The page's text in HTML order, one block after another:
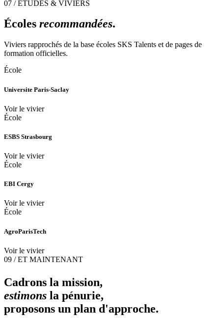
07 / ÉTUDES & VIVIERS
Écoles recommandées.
Viviers rapprochés de la base écoles SKS Talents et de pages de
formation officielles.
École
Universite Paris-Saclay
Voir le vivier
École
ESBS Strasbourg
Voir le vivier
École
EBI Cergy
Voir le vivier
École
AgroParisTech
Voir le vivier
09 / ET MAINTENANT
Cadrons la mission,
estimons la pénurie,
proposons un plan d'approche.